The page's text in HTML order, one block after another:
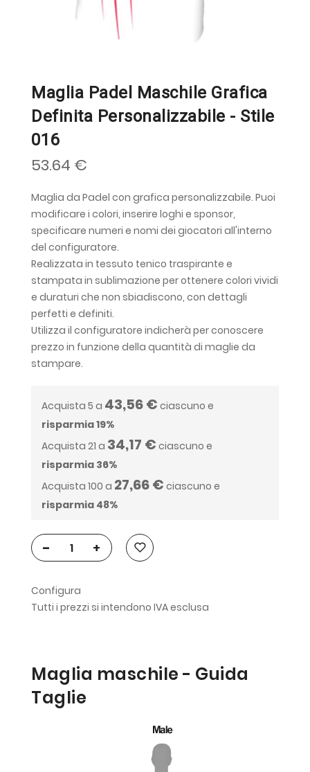
Maglia Padel Maschile Grafica
Definita Personalizzabile - Stile
016
53.64 €
Maglia da Padel con grafica personalizzabile. Puoi
modificare i colori, inserire loghi e sponsor,
specificare numeri e nomi dei giocatori all'interno
del configuratore.
Realizzata in tessuto tenico traspirante e
stampata in sublimazione per ottenere colori vividi
e duraturi che non sbiadiscono, con dettagli
perfetti e definiti.
Utilizza il configuratore indicherà per conoscere
prezzo in funzione della quantità di maglie da
stampare.
Acquista 5 a 43,56 € ciascuno e
risparmia19%
Acquista 21 a 34,17 € ciascuno e
risparmia 36%
Acquista 100 a 27,66 € ciascuno e
risparmia 48%
- +
Configura
Tutti i prezzi si intendono IVA esclusa
Maglia maschile - Guida
Taglie